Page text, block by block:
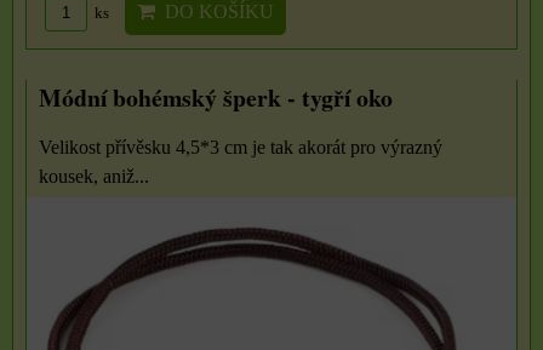
ks DO KOŠÍKU
Módní bohémský šperk - tygří oko
Velikost přívěsku 4,5*3 cm je tak akorát pro výrazný
kousek, aniž...